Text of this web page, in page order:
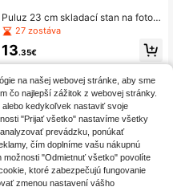
Puluz 23 cm skladací stan na fotogr
afovanie s osvetlením a svetelným t
okom 550 lúmenov, obsahuje 6 fare
bných pozadí (čierne, biele, žlté, če
rvené, zelené, modré)
27 zostáva
13.35€
na našej webovej stránke, aby sme
čo najlepší zážitok z webovej stránky.
kedykoľvek nastaviť svoje
"Prijať všetko" nastavíme všetky
prevádzku, ponúkať
čím doplníme vašu nákupnú
"Odmietnuť všetko" povolíte
ktoré zabezpečujú fungovanie
zmenou nastavení vášho